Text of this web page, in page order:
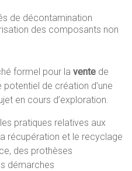
de décontamination
des composants non
formel pour lavente de
de création d’une
en cours d’exploration.
pratiques relatives aux
récupération et le recyclage
des prothèses
démarches